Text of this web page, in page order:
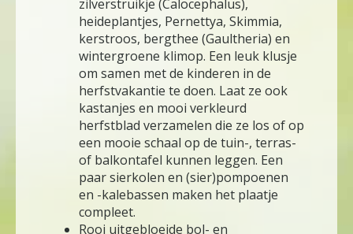
zilverstruikje (Calocephalus),
heideplantjes, Pernettya, Skimmia,
kerstroos, bergthee (Gaultheria) en
wintergroene klimop. Een leuk klusje
om samen met de kinderen in de
herfstvakantie te doen. Laat ze ook
kastanjes en mooi verkleurd
herfstblad verzamelen die ze los of op
een mooie schaal op de tuin-, terras-
of balkontafel kunnen leggen. Een
paar sierkolen en (sier)pompoenen
en -kalebassen maken het plaatje
compleet.
Rooi uitgebloeide bol- en